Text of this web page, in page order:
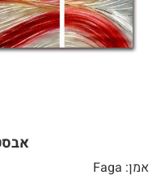
אמן: Faga